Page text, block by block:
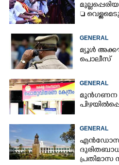

GENERAL
മ്യൂൾ
പൊലീസ്
GENERAL
മുൻഗണന
GENERAL